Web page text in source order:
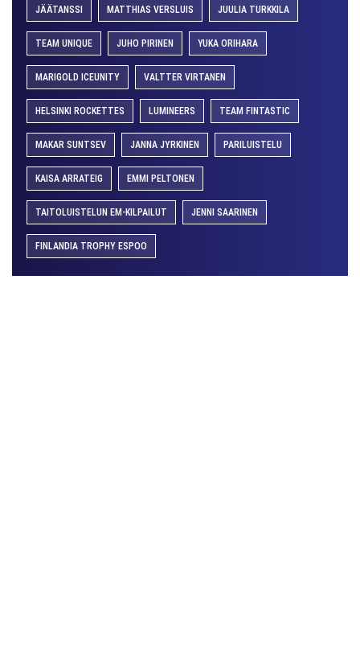
JÄÄTANSSI MATTHIAS VERSLUIS JUULIA TURKKILA
TEAM UNIQUE JUHO PIRINEN YUKA ORIHARA
MARIGOLD ICEUNITY VALTTER VIRTANEN
HELSINKI ROCKETTES LUMINEERS TEAM FINTASTIC
MAKAR SUNTSEV JANNA JYRKINEN PARILUISTELU
KAISA ARRATEIG EMMI PELTONEN
TAITOLUISTELUN EM-KILPAILUT JENNI SAARINEN
FINLANDIA TROPHY ESPOO